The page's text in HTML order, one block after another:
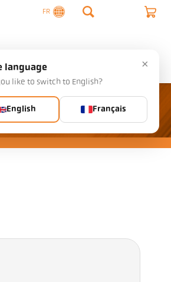
FR
Contact ×
language
like to switch to English?
English Français